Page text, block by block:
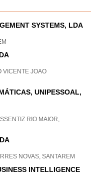
SYSTEMS, LDA
VICENTE JOAO
UNIPESSOAL,
RIO MAIOR,
NOVAS, SANTAREM
INTELLIGENCE